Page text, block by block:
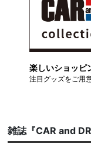
楽しいショッピ
注目グッズをご用
雑誌『CAR and